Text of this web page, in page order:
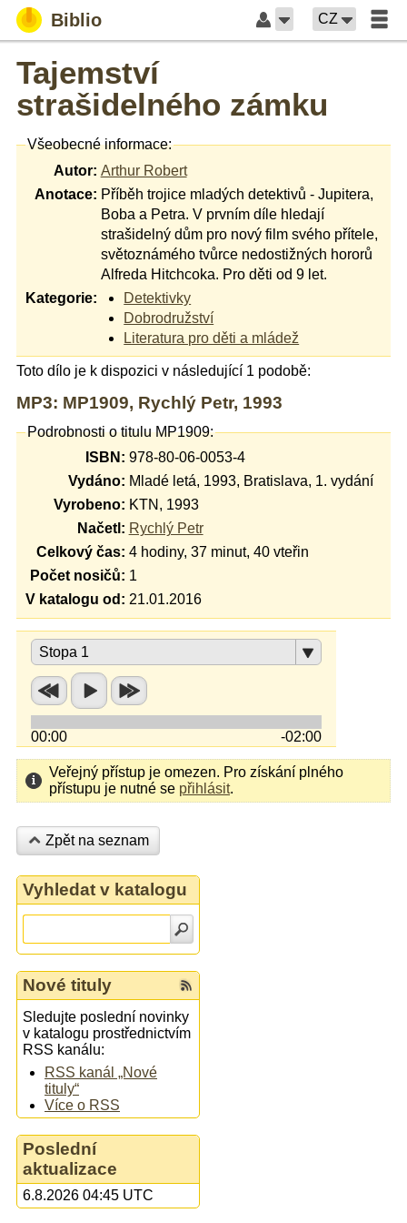
Biblio CZ
Tajemství
strašidelného zámku
Všeobecné informace:
Autor: Arthur Robert
Anotace: Příběh trojice mladých detektivů - Jupitera,
Boba a Petra. V prvním díle hledají
strašidelný dům pro nový film svého přítele,
světoznámého tvůrce nedostižných hororů
Alfreda Hitchcoka. Pro děti od 9 let.
Kategorie:
Detektivky
Dobrodružství
Literatura pro děti a mládež
Toto dílo je k dispozici v následující 1 podobě:
MP3: MP1909, Rychlý Petr, 1993
Podrobnosti o titulu MP1909:
ISBN: 978-80-06-0053-4
Vydáno: Mladé letá, 1993, Bratislava, 1. vydání
Vyrobeno: KTN, 1993
Načetl: Rychlý Petr
Celkový čas: 4 hodiny, 37 minut, 40 vteřin
Počet nosičů: 1
V katalogu od: 21.01.2016
Stopa 1
00:00 -02:00
Veřejný přístup je omezen. Pro získání plného
přístupu je nutné se přihlásit.
Zpět na seznam
Vyhledat v katalogu
Nové tituly
Sledujte poslední novinky
v katalogu prostřednictvím
RSS kanálu:
RSS kanál „Nové
tituly“
Více o RSS
Poslední
aktualizace
6.8.2026 04:45 UTC